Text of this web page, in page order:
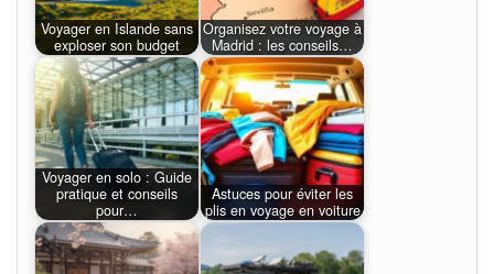
Voyager en Islande sans
exploser son budget
Organisez votre voyage à
Madrid : les conseils…
Voyager en solo : Guide
pratique et conseils
pour…
Astuces pour éviter les
plis en voyage en voiture